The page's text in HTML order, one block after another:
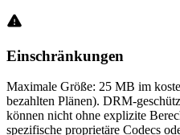
Einschränkungen
Maximale Größe: 25 MB im
bezahlten Plänen). DRM-
können nicht ohne explizite
spezifische proprietäre Codecs